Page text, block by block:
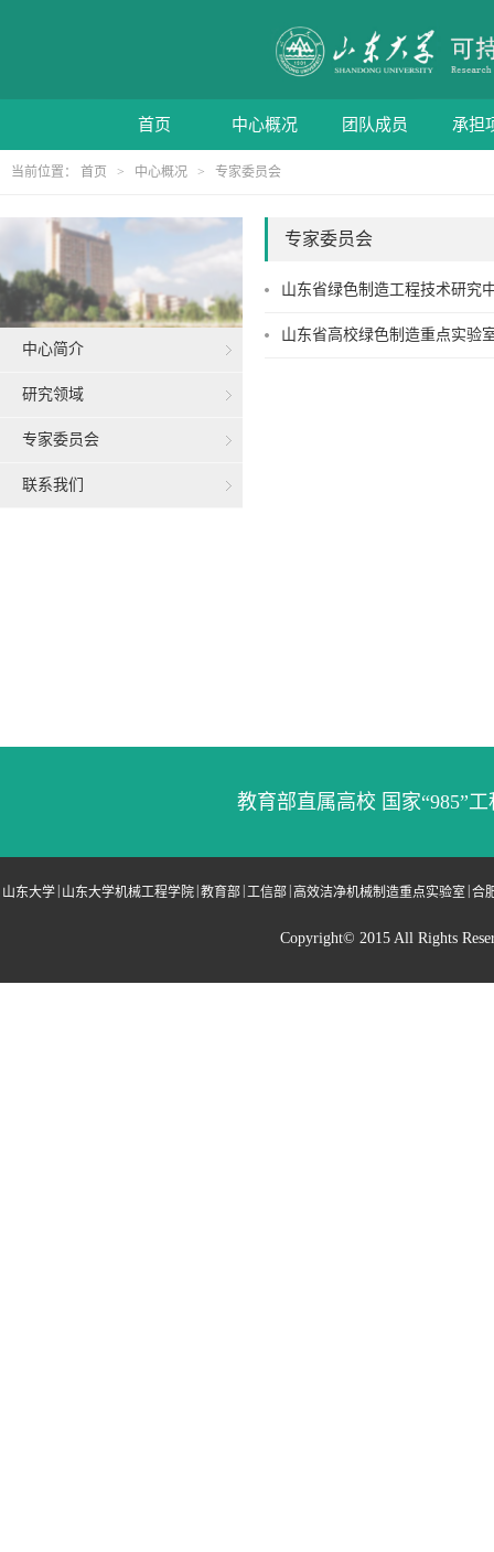
首页 中心概况 团队成员 承担
当前位置： 首页 > 中心概况 > 专家委员会
中心简介
研究领域
专家委员会
联系我们
专家委员会
山东省绿色制造工程技术研究
山东省高校绿色制造重点实验
教育部直属高校 国家“985”
山东大学 | 山东大学机械工程学院 |教育部 | 工信部 |高效洁净机械制造重点实验室 |合
Copyright© 2015 All Rights